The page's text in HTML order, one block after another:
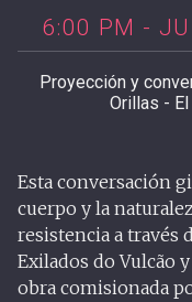
6:00 PM -
Proyección y
Orillas -
Esta conversación
cuerpo y la
resistencia a través
Exilados do Vulcão
obra comisionada